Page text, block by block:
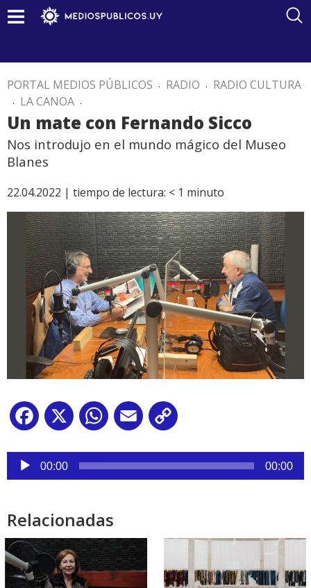
PORTAL MEDIOS PÚBLICOS . RADIO . RADIO CULTURA
. LA CANOA .
Un mate con Fernando Sicco
Nos introdujo en el mundo mágico del Museo
Blanes
22.04.2022 | tiempo de lectura: < 1 minuto
Facebook
X WhatsApp
Email
Reproductor
audio
00:00 00:00
Relacionadas